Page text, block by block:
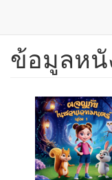
ข้าม
ข้อมูลหนั